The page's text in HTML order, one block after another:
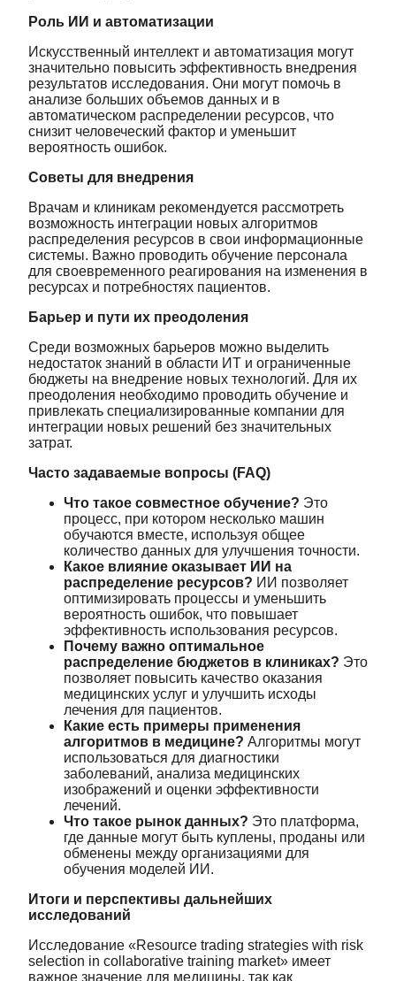
Роль ИИ и автоматизации
Искусственный интеллект и автоматизация могут
значительно повысить эффективность внедрения
результатов исследования. Они могут помочь в
анализе больших объемов данных и в
автоматическом распределении ресурсов, что
снизит человеческий фактор и уменьшит
вероятность ошибок.
Советы для внедрения
Врачам и клиникам рекомендуется рассмотреть
возможность интеграции новых алгоритмов
распределения ресурсов в свои информационные
системы. Важно проводить обучение персонала
для своевременного реагирования на изменения в
ресурсах и потребностях пациентов.
Барьер и пути их преодоления
Среди возможных барьеров можно выделить
недостаток знаний в области ИТ и ограниченные
бюджеты на внедрение новых технологий. Для их
преодоления необходимо проводить обучение и
привлекать специализированные компании для
интеграции новых решений без значительных
затрат.
Часто задаваемые вопросы (FAQ)
Что такое совместное обучение? Это
процесс, при котором несколько машин
обучаются вместе, используя общее
количество данных для улучшения точности.
Какое влияние оказывает ИИ на
распределение ресурсов? ИИ позволяет
оптимизировать процессы и уменьшить
вероятность ошибок, что повышает
эффективность использования ресурсов.
Почему важно оптимальное
распределение бюджетов в клиниках? Это
позволяет повысить качество оказания
медицинских услуг и улучшить исходы
лечения для пациентов.
Какие есть примеры применения
алгоритмов в медицине? Алгоритмы могут
использоваться для диагностики
заболеваний, анализа медицинских
изображений и оценки эффективности
лечений.
Что такое рынок данных? Это платформа,
где данные могут быть куплены, проданы или
обменены между организациями для
обучения моделей ИИ.
Итоги и перспективы дальнейших
исследований
Исследование «Resource trading strategies with risk
selection in collaborative training market» имеет
важное значение для медицины, так как